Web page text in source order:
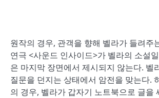
원작의 경우, 관객을 향해 벨라가 들려주
연극 <사운드 인사이드>가 벨라의 소설
은 마지막 장면에서 제시되지 않는다. 벨
질문을 던지는 상태에서 암전을 맞는다.
의 경우, 벨라가 갑자기 노트북으로 글을